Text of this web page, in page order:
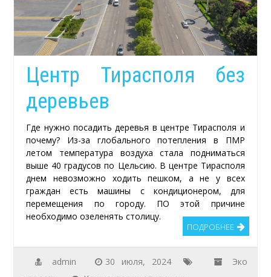
деревьев
на
развороте
ул.
Правды
Центр Тирасполя без
деревьев
Где нужно посадить деревья в центре Тирасполя и
почему? Из-за глобального потепления в ПМР
летом температура воздуха стала подниматься
выше 40 градусов по Цельсию. В центре Тирасполя
днем невозможно ходить пешком, а не у всех
граждан есть машины с кондиционером, для
перемещения по городу. ПО этой причине
необходимо озеленять столицу.
ПОДРОБНЕЕ
admin 30 июля, 2024
Эко